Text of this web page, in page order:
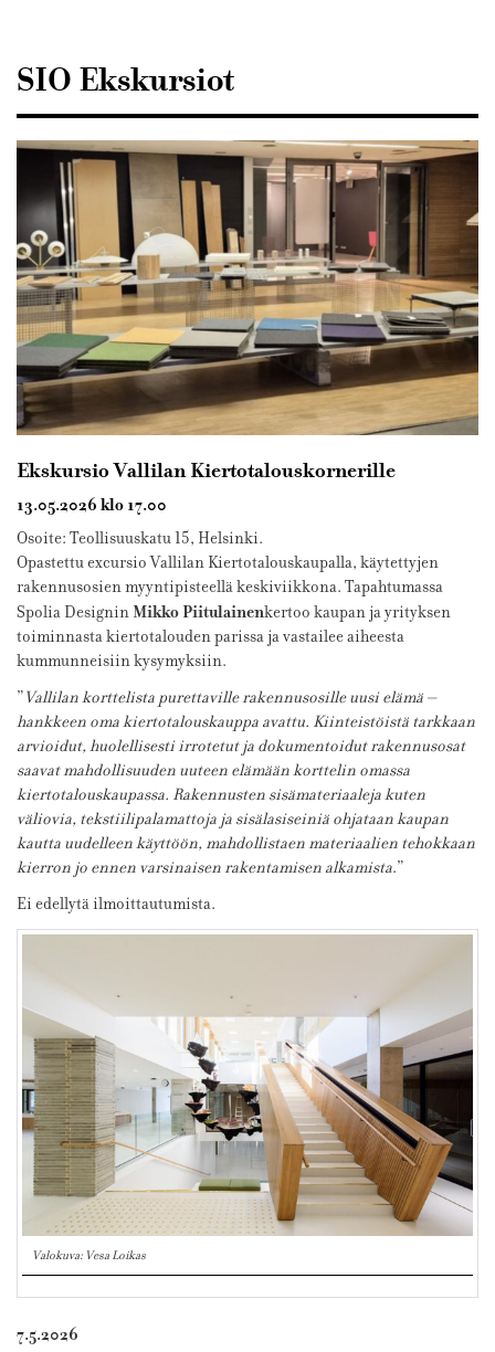
SIO Ekskursiot
Ekskursio Vallilan Kiertotalouskornerille
13.05.2026 klo 17.00
Osoite: Teollisuuskatu 15, Helsinki.
Opastettu excursio Vallilan Kiertotalouskaupalla, käytettyjen
rakennusosien myyntipisteellä keskiviikkona. Tapahtumassa
Spolia DesigninMikko Piitulainenkertoo kaupan ja yrityksen
toiminnasta kiertotalouden parissa ja vastailee aiheesta
kummunneisiin kysymyksiin.
”Vallilan korttelista purettaville rakennusosille uusi elämä –
hankkeen oma kiertotalouskauppa avattu. Kiinteistöistä tarkkaan
arvioidut, huolellisesti irrotetut ja dokumentoidut rakennusosat
saavat mahdollisuuden uuteen elämään korttelin omassa
kiertotalouskaupassa. Rakennusten sisämateriaaleja kuten
väliovia, tekstiilipalamattoja ja sisälasiseiniä ohjataan kaupan
kautta uudelleen käyttöön, mahdollistaen materiaalien tehokkaan
kierron jo ennen varsinaisen rakentamisen alkamista.”
Ei edellytä ilmoittautumista.
Valokuva: Vesa Loikas
7.5.2026